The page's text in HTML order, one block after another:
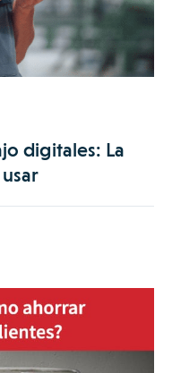
digitales: La